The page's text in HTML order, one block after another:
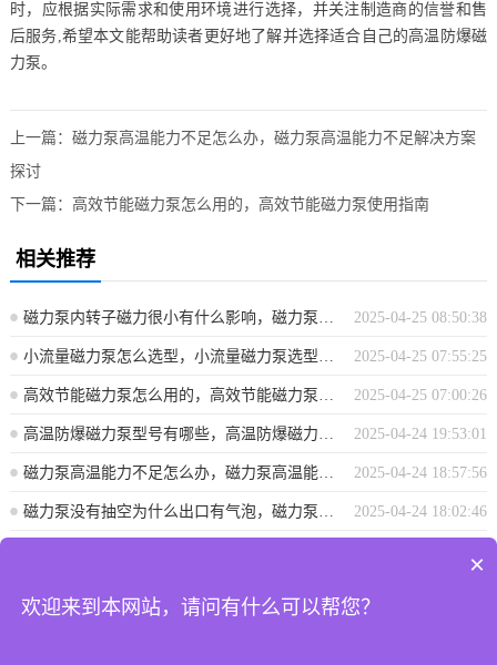
时，应根据实际需求和使用环境进行选择，并关注制造商的信誉和售
后服务,希望本文能帮助读者更好地了解并选择适合自己的高温防爆磁
力泵。
上一篇： 磁力泵高温能力不足怎么办，磁力泵高温能力不足解决方案
探讨
下一篇： 高效节能磁力泵怎么用的，高效节能磁力泵使用指南
相关推荐
2025-04-25 08:50:38
磁力泵内转子磁力很小有什么影响，磁力泵内转子磁力减小的影响分析
2025-04-25 07:55:25
小流量磁力泵怎么选型，小流量磁力泵选型指南
2025-04-25 07:00:26
高效节能磁力泵怎么用的，高效节能磁力泵使用指南
2025-04-24 19:53:01
高温防爆磁力泵型号有哪些，高温防爆磁力泵型号概览
2025-04-24 18:57:56
磁力泵高温能力不足怎么办，磁力泵高温能力不足解决方案探讨
2025-04-24 18:02:46
磁力泵没有抽空为什么出口有气泡，磁力泵出口气泡成因解析，非抽空状态下为何仍有气泡？
话:187 0175 8089
×
欢迎来到本网站，请问有什么可以帮您？